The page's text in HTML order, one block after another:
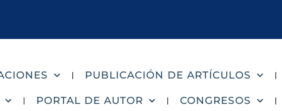
PUBLICACIÓN DE ARTÍCULOS
PORTAL DE AUTOR CONGRESOS